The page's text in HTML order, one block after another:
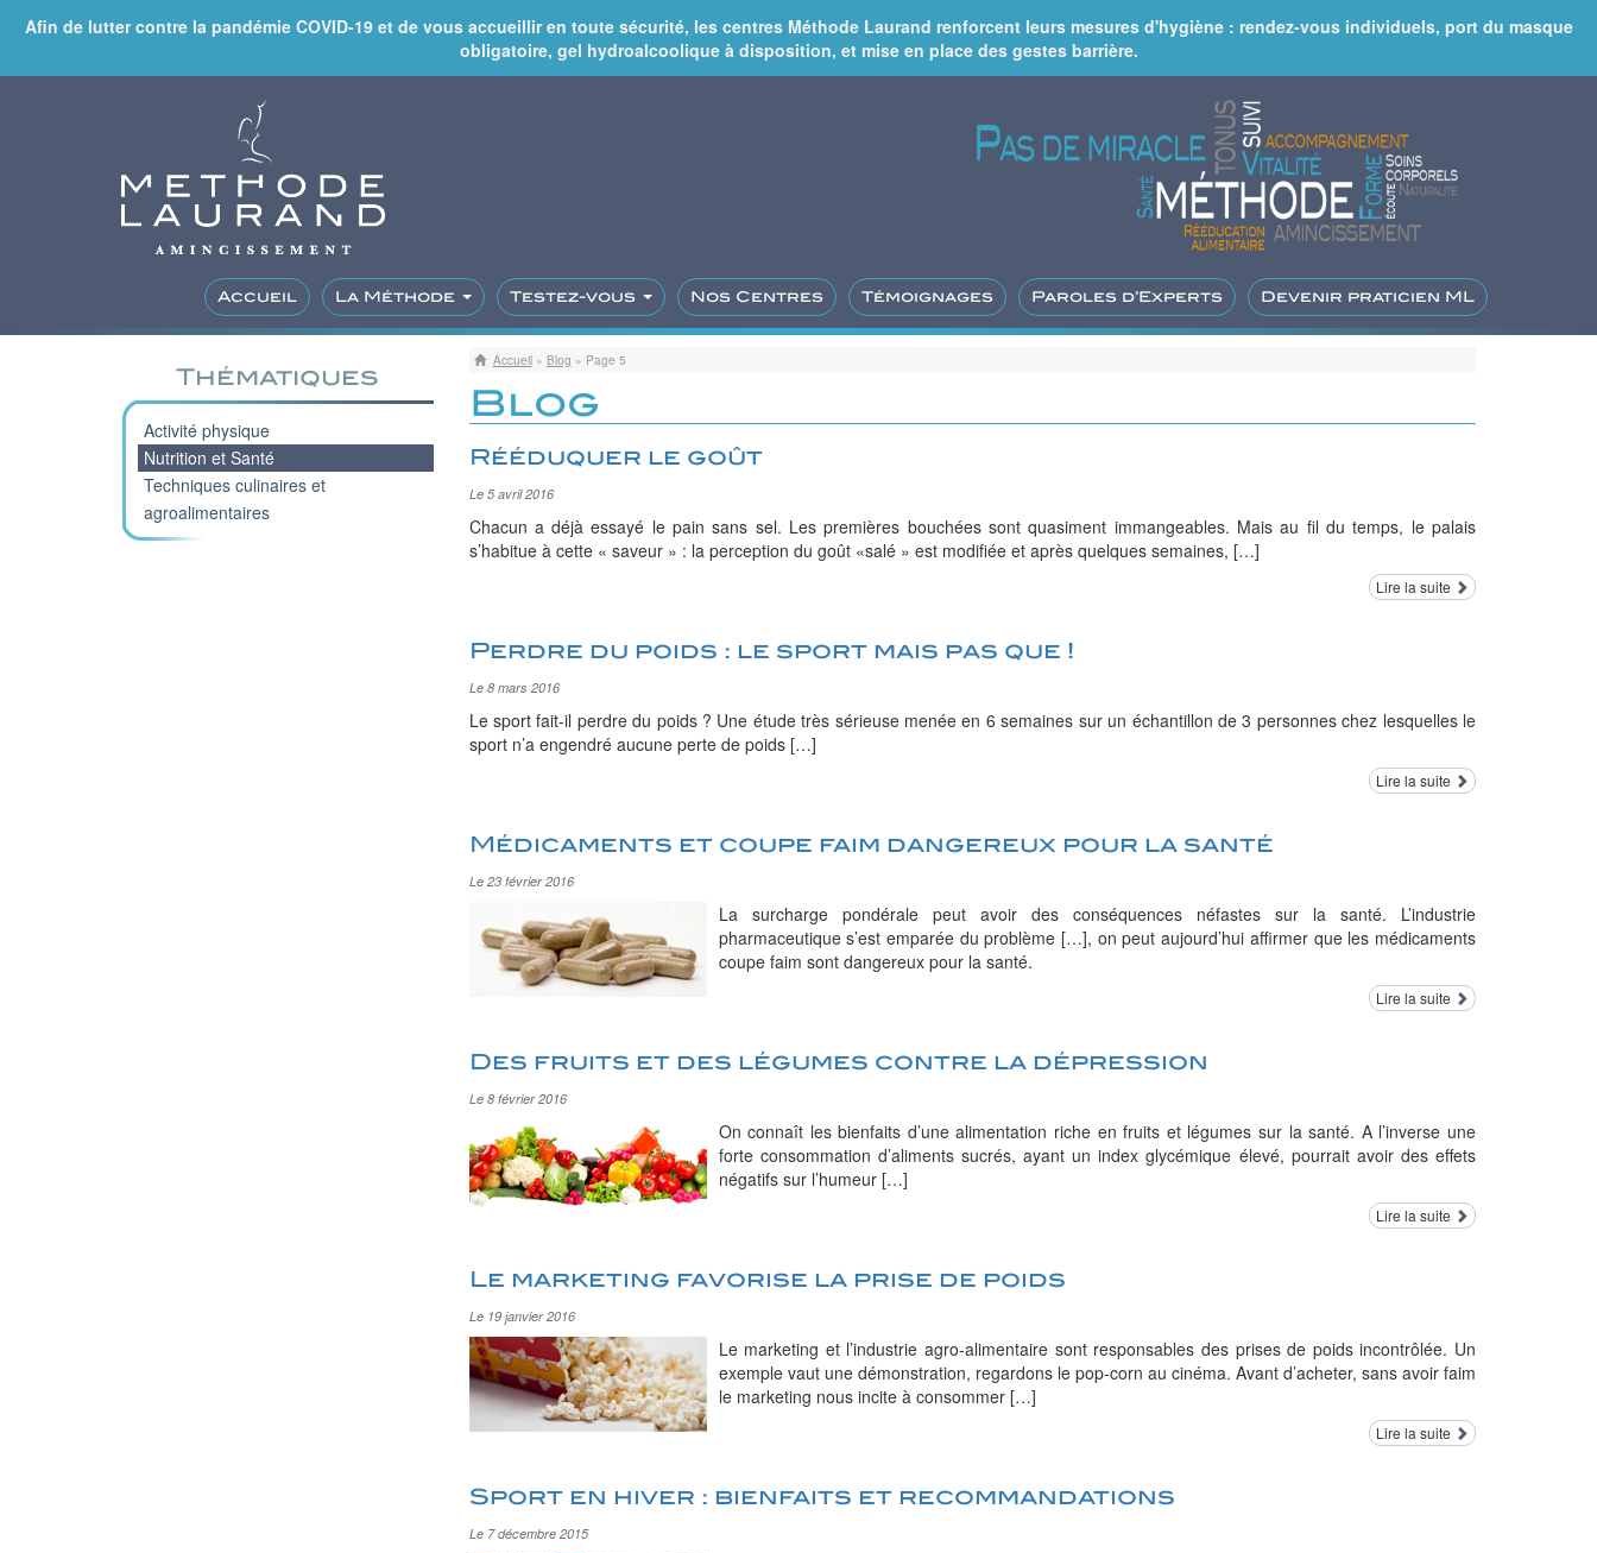
Afin de lutter contre la pandémie COVID-19 et de vous accueillir en toute sécurité, les centres Méthode Laurand renforcent leurs mesures d'hygiène : rendez-vous individuels, port du masque
obligatoire, gel hydroalcoolique à disposition, et mise en place des gestes barrière.
Accueil La Méthode Testez-vous Nos Centres Témoignages Paroles d’Experts Devenir praticien ML
Accueil» Blog » Page 5
Blog
Rééduquer le goût
Le 5 avril 2016
Chacun a déjà essayé le pain sans sel. Les premières bouchées sont quasiment immangeables. Mais au fil du temps, le palais
s’habitue à cette « saveur » : la perception du goût «salé » est modifiée et après quelques semaines, […]
Lire la suite
Perdre du poids : le sport mais pas que !
Le 8 mars 2016
Le sport fait-il perdre du poids ? Une étude très sérieuse menée en 6 semaines sur un échantillon de 3 personnes chez lesquelles le
sport n’a engendré aucune perte de poids […]
Lire la suite
Médicaments et coupe faim dangereux pour la santé
Le 23 février 2016
La surcharge pondérale peut avoir des conséquences néfastes sur la santé. L’industrie
pharmaceutique s’est emparée du problème […], on peut aujourd’hui affirmer que les médicaments
coupe faim sont dangereux pour la santé.
Lire la suite
Des fruits et des légumes contre la dépression
Le 8 février 2016
On connaît les bienfaits d’une alimentation riche en fruits et légumes sur la santé. A l’inverse une
forte consommation d’aliments sucrés, ayant un index glycémique élevé, pourrait avoir des effets
négatifs sur l’humeur […]
Lire la suite
Le marketing favorise la prise de poids
Le 19 janvier 2016
Le marketing et l’industrie agro-alimentaire sont responsables des prises de poids incontrôlée. Un
exemple vaut une démonstration, regardons le pop-corn au cinéma. Avant d’acheter, sans avoir faim
le marketing nous incite à consommer […]
Lire la suite
Sport en hiver : bienfaits et recommandations
Le 7 décembre 2015
Thématiques
Activité physique
Nutrition et Santé
Techniques culinaires et
agroalimentaires